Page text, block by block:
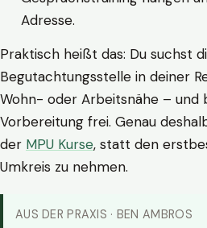
Adresse.
Praktisch heißt das: Du suchst
Begutachtungsstelle in deiner
Wohn- oder Arbeitsnähe – und
Vorbereitung frei. Genau
der MPU Kurse, statt den
Umkreis zu nehmen.
AUS DER PRAXIS · BEN AMBROS